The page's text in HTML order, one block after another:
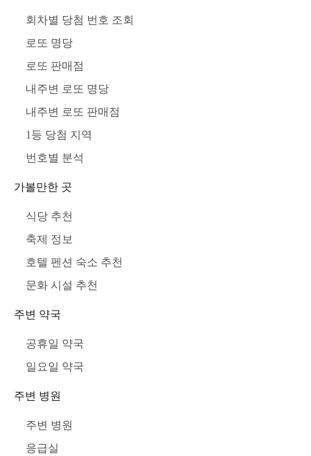
회차별 당첨 번호 조회
로또 명당
로또 판매점
내주변 로또 명당
내주변 로또 판매점
1등 당첨 지역
번호별 분석
가볼만한 곳
식당 추천
축제 정보
호텔 펜션 숙소 추천
문화 시설 추천
주변 약국
공휴일 약국
일요일 약국
주변 병원
주변 병원
응급실